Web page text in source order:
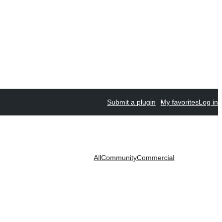
Submit a plugin My favoritesLog in
AllCommunityCommercial